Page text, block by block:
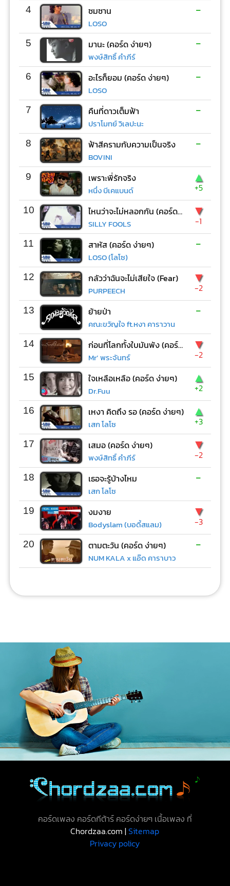
4 ซมซาน
LOSO
-
5 มานะ (คอร์ด ง่ายๆ)
พงษ์สิทธิ์ คำภีร์
-
6 อะไรก็ยอม (คอร์ด ง่ายๆ)
LOSO
-
7 คืนที่ดาวเต็มฟ้า
ปราโมทย์ วิเลปะนะ
-
8 ฟ้าสีครามกับความเป็นจริง
BOVINI
-
9 เพราะพี่รักจริง
หนึ่ง บีเคแบนด์
▲
+5
10 ไหนว่าจะไม่หลอกกัน (คอร์ด ง่ายๆ)
SILLY FOOLS
▼
-1
11 สาหัส (คอร์ด ง่ายๆ)
LOSO (โลโซ)
-
12 กลัวว่าฉันจะไม่เสียใจ (Fear)
PURPEECH
▼
-2
13 ย้ายป่า
คณะขวัญใจ ft.หงา คาราวาน
-
14 ก่อนที่โลกทั้งใบมันพัง (คอร์ด ง่ายๆ)
Mr’ พระจันทร์
▼
-2
15 ใจเหลือเหลือ (คอร์ด ง่ายๆ)
Dr.Fuu
▲
+2
16 เหงา คิดถึง รอ (คอร์ด ง่ายๆ)
เสก โลโซ
▲
+3
17 เสมอ (คอร์ด ง่ายๆ)
พงษ์สิทธิ์ คำภีร์
▼
-2
18 เธอจะรู้บ้างไหม
เสก โลโซ
-
19 งมงาย
Bodyslam (บอดี้สแลม)
▼
-3
20 ตามตะวัน (คอร์ด ง่ายๆ)
NUM KALA x แอ๊ด คาราบาว
-
คอร์ดเพลง คอร์ดกีต้าร์ คอร์ดง่ายๆ เนื้อเพลง ที่
Chordzaa.com |Sitemap
Privacy policy